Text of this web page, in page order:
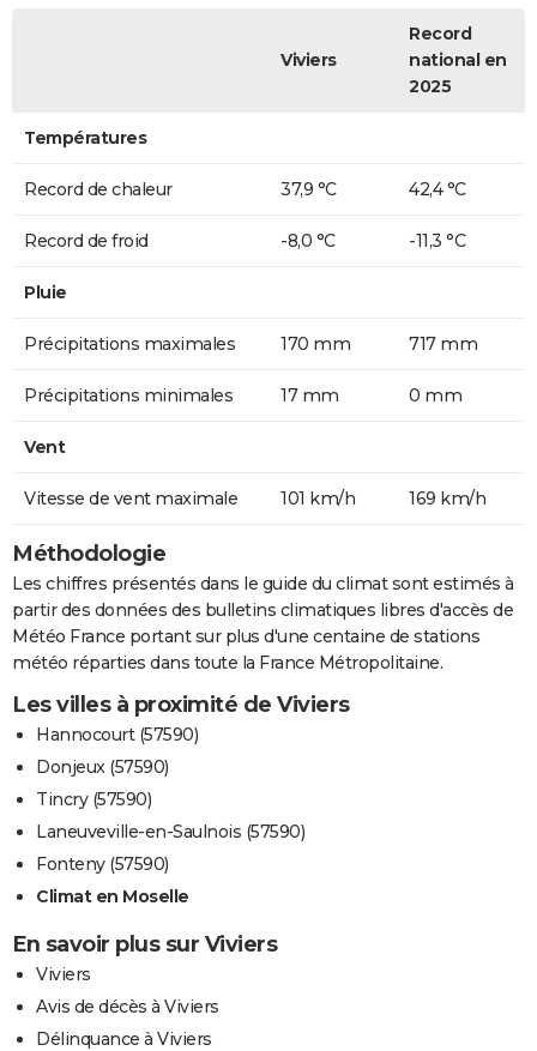
Viviers
Record
national en
2025
Températures
Record de chaleur 37,9 °C 42,4 °C
Record de froid -8,0 °C -11,3 °C
Pluie
Précipitations maximales 170 mm 717 mm
Précipitations minimales 17 mm 0 mm
Vent
Vitesse de vent maximale 101 km/h 169 km/h
Méthodologie
Les chiffres présentés dans le guide du climat sont estimés à
partir des données des bulletins climatiques libres d'accès de
Météo France portant sur plus d'une centaine de stations
météo réparties dans toute la France Métropolitaine.
Les villes à proximité de Viviers
Hannocourt (57590)
Donjeux (57590)
Tincry (57590)
Laneuveville-en-Saulnois (57590)
Fonteny (57590)
Climat en Moselle
En savoir plus sur Viviers
Viviers
Avis de décès à Viviers
Délinquance à Viviers